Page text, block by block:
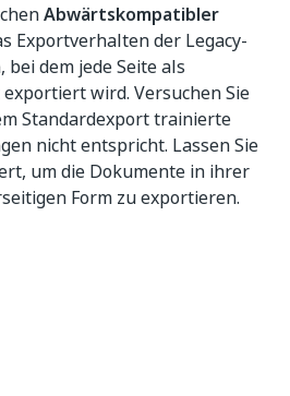
Abwärtskompatibler
Exportverhalten der Legacy-
dem jede Seite als
wird. Versuchen Sie
Standardexport trainierte
nicht entspricht. Lassen Sie
um die Dokumente in ihrer
Form zu exportieren.